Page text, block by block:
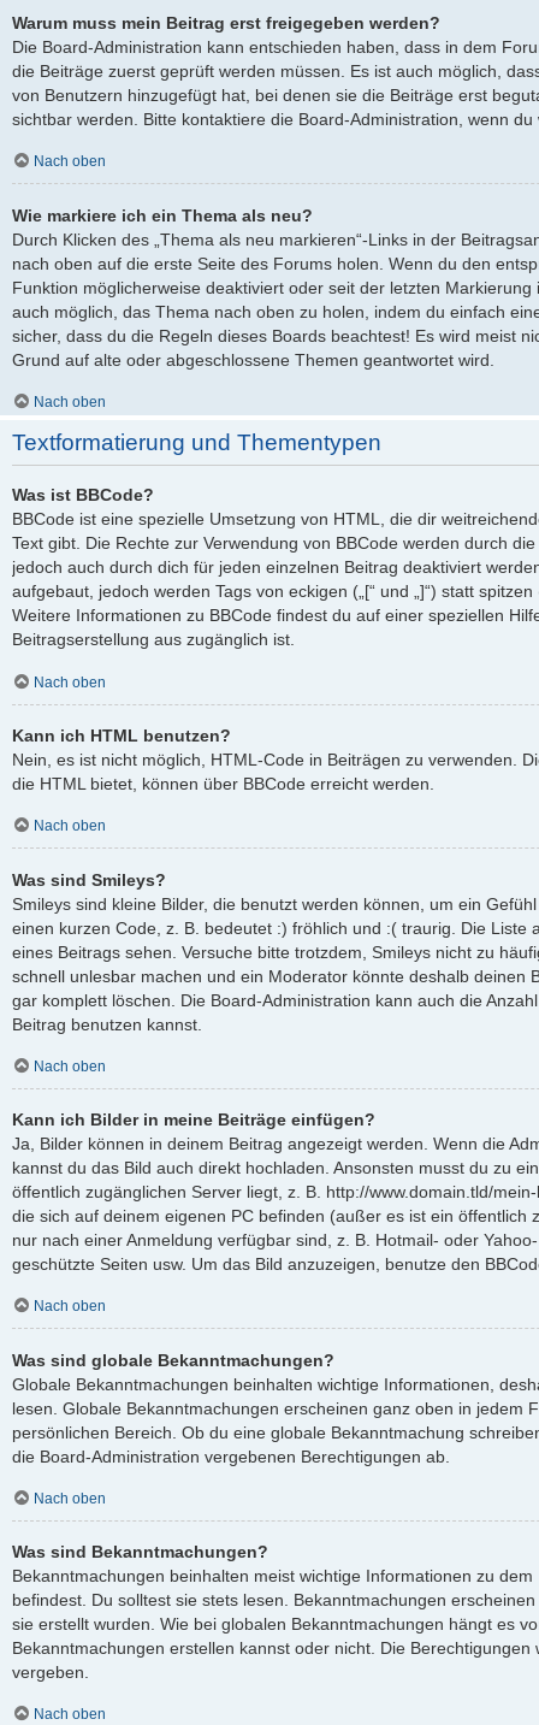
Warum muss mein Beitrag erst freigegeben werden?
Die Board-Administration kann entschieden haben, dass in dem
die Beiträge zuerst geprüft werden müssen. Es ist auch möglich,
von Benutzern hinzugefügt hat, bei denen sie die Beiträge erst
sichtbar werden. Bitte kontaktiere die Board-Administration, wenn
Nach oben
Wie markiere ich ein Thema als neu?
Durch Klicken des „Thema als neu markieren“-Links in der
nach oben auf die erste Seite des Forums holen. Wenn du den
Funktion möglicherweise deaktiviert oder seit der letzten
auch möglich, das Thema nach oben zu holen, indem du einfach
sicher, dass du die Regeln dieses Boards beachtest! Es wird meist
Grund auf alte oder abgeschlossene Themen geantwortet wird.
Nach oben
Textformatierung und Thementypen
Was ist BBCode?
BBCode ist eine spezielle Umsetzung von HTML, die dir
Text gibt. Die Rechte zur Verwendung von BBCode werden durch
jedoch auch durch dich für jeden einzelnen Beitrag deaktiviert
aufgebaut, jedoch werden Tags von eckigen („[“ und „]“) statt
Weitere Informationen zu BBCode findest du auf einer speziellen
Beitragserstellung aus zugänglich ist.
Nach oben
Kann ich HTML benutzen?
Nein, es ist nicht möglich, HTML-Code in Beiträgen zu verwenden.
die HTML bietet, können über BBCode erreicht werden.
Nach oben
Was sind Smileys?
Smileys sind kleine Bilder, die benutzt werden können, um ein
einen kurzen Code, z. B. bedeutet :) fröhlich und :( traurig. Die Liste
eines Beitrags sehen. Versuche bitte trotzdem, Smileys nicht zu
schnell unlesbar machen und ein Moderator könnte deshalb deinen
gar komplett löschen. Die Board-Administration kann auch die
Beitrag benutzen kannst.
Nach oben
Kann ich Bilder in meine Beiträge einfügen?
Ja, Bilder können in deinem Beitrag angezeigt werden. Wenn die
kannst du das Bild auch direkt hochladen. Ansonsten musst du zu
öffentlich zugänglichen Server liegt, z. B. http://www.domain.tld/
die sich auf deinem eigenen PC befinden (außer es ist ein öffentlich
nur nach einer Anmeldung verfügbar sind, z. B. Hotmail- oder
geschützte Seiten usw. Um das Bild anzuzeigen, benutze den
Nach oben
Was sind globale Bekanntmachungen?
Globale Bekanntmachungen beinhalten wichtige Informationen,
lesen. Globale Bekanntmachungen erscheinen ganz oben in jedem
persönlichen Bereich. Ob du eine globale Bekanntmachung
die Board-Administration vergebenen Berechtigungen ab.
Nach oben
Was sind Bekanntmachungen?
Bekanntmachungen beinhalten meist wichtige Informationen zu
befindest. Du solltest sie stets lesen. Bekanntmachungen
sie erstellt wurden. Wie bei globalen Bekanntmachungen hängt es
Bekanntmachungen erstellen kannst oder nicht. Die
vergeben.
Nach oben